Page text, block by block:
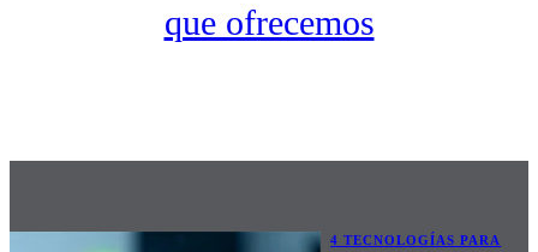
que ofrecemos
4 TECNOLOGÍAS PARA